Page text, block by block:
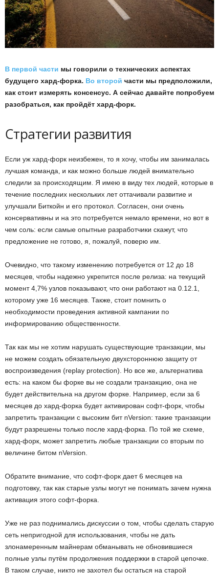
В первой части мы говорили о технических аспектах
будущего хард-форка. Во второй части мы предположили,
как стоит измерять консенсус. А сейчас давайте попробуем
разобраться, как пройдёт хард-форк.
Стратегии развития
Если уж хард-форк неизбежен, то я хочу, чтобы им занималась
лучшая команда, и как можно больше людей внимательно
следили за происходящим. Я имею в виду тех людей, которые в
течение последних нескольких лет оттачивали развитие и
улучшали Биткойн и его протокол. Согласен, они очень
консервативны и на это потребуется немало времени, но вот в
чем соль: если самые опытные разработчики скажут, что
предложение не готово, я, пожалуй, поверю им.
Очевидно, что такому изменению потребуется от 12 до 18
месяцев, чтобы надежно укрепится после релиза: на текущий
момент 4,7% узлов показывают, что они работают на 0.12.1,
которому уже 16 месяцев. Также, стоит помнить о
необходимости проведения активной кампании по
информированию общественности.
Так как мы не хотим нарушать существующие транзакции, мы
не можем создать обязательную двухстороннюю защиту от
воспроизведения (replay protection). Но все же, альтернатива
есть: на каком бы форке вы не создали транзакцию, она не
будет действительна на другом форке. Например, если за 6
месяцев до хард-форка будет активирован софт-форк, чтобы
запретить транзакции с высоким бит nVersion: такие транзакции
будут разрешены только после хард-форка. По той же схеме,
хард-форк, может запретить любые транзакции со вторым по
величине битом nVersion.
Обратите внимание, что софт-форк дает 6 месяцев на
подготовку, так как старые узлы могут не понимать зачем нужна
активация этого софт-форка.
Уже не раз поднимались дискуссии о том, чтобы сделать старую
сеть непригодной для использования, чтобы не дать
злонамеренным майнерам обманывать не обновившиеся
полные узлы путём продолжения поддержки в старой цепочке.
В таком случае, никто не захотел бы остаться на старой